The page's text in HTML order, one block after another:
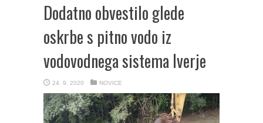
Dodatno obvestilo glede
oskrbe s pitno vodo iz
vodovodnega sistema Iverje
24. 9. 2020 NOVICE